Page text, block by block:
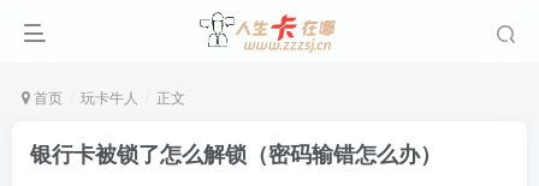
首页 玩卡牛人 正文
银行卡被锁了怎么解锁（密码输错怎么办）